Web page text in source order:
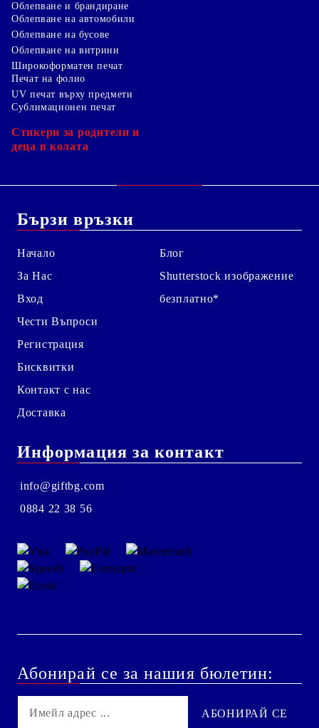
Облепване и брандиране
Облепване на автомобили
Облепване на бусове
Облепване на витрини
Широкоформатен печат
Печат на фолио
UV печат върху предмети
Сублимационен печат
Стикери за родители и
деца в колата
Бързи връзки
Начало
За Нас
Вход
Чести Въпроси
Регистрация
Бисквитки
Контакт с нас
Доставка
Блог
Shutterstock изображение
безплатно*
Информация за контакт
info@giftbg.com
0884 22 38 56
Абонирай се за нашия бюлетин: